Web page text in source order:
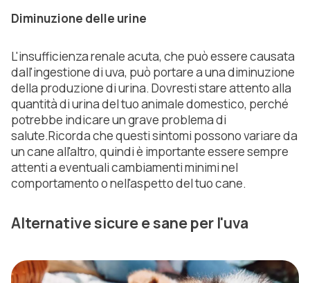
Diminuzione delle urine
L'insufficienza renale acuta, che può essere causata
dall'ingestione di uva, può portare a una diminuzione
della produzione di urina. Dovresti stare attento alla
quantità di urina del tuo animale domestico, perché
potrebbe indicare un grave problema di
salute.Ricorda che questi sintomi possono variare da
un cane all'altro, quindi è importante essere sempre
attenti a eventuali cambiamenti minimi nel
comportamento o nell'aspetto del tuo cane.
Alternative sicure e sane per l'uva